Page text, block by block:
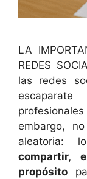
LA
REDES
las redes
embargo,
aleatoria:
compartir,
propósito